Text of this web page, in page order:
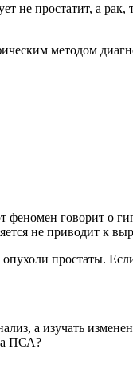
не простатит, а
методом
говорит о
не приводит к
простаты.
а изучать
ПСА?